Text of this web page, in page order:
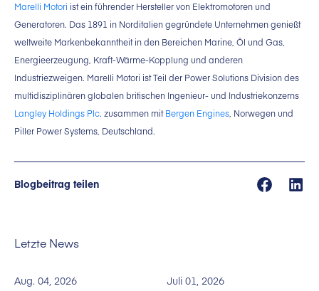
Marelli Motori ist ein führender Hersteller von Elektromotoren und
Generatoren. Das 1891 in Norditalien gegründete Unternehmen genießt
weltweite Markenbekanntheit in den Bereichen Marine, Öl und Gas,
Energieerzeugung, Kraft-Wärme-Kopplung und anderen
Industriezweigen. Marelli Motori ist Teil der Power Solutions Division des
multidisziplinären globalen britischen Ingenieur- und Industriekonzerns
Langley Holdings Plc. zusammen mitBergen Engines, Norwegen und
Piller Power Systems, Deutschland.
Blogbeitrag teilen
Letzte News
Aug. 04, 2026
Juli 01, 2026